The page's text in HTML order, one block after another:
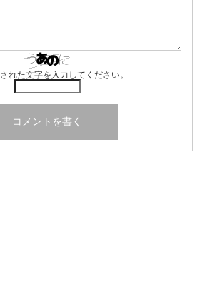
れた文字を入力してください。